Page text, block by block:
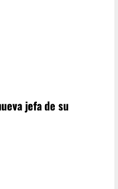
jefa de su